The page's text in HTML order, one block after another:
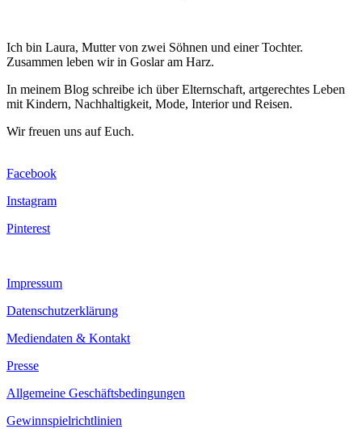
Ich bin Laura, Mutter von zwei Söhnen und einer Tochter.
Zusammen leben wir in Goslar am Harz.
In meinem Blog schreibe ich über Elternschaft, artgerechtes Leben
mit Kindern, Nachhaltigkeit, Mode, Interior und Reisen.
Wir freuen uns auf Euch.
Facebook
Instagram
Pinterest
Impressum
Datenschutzerklärung
Mediendaten & Kontakt
Presse
Allgemeine Geschäftsbedingungen
Gewinnspielrichtlinien